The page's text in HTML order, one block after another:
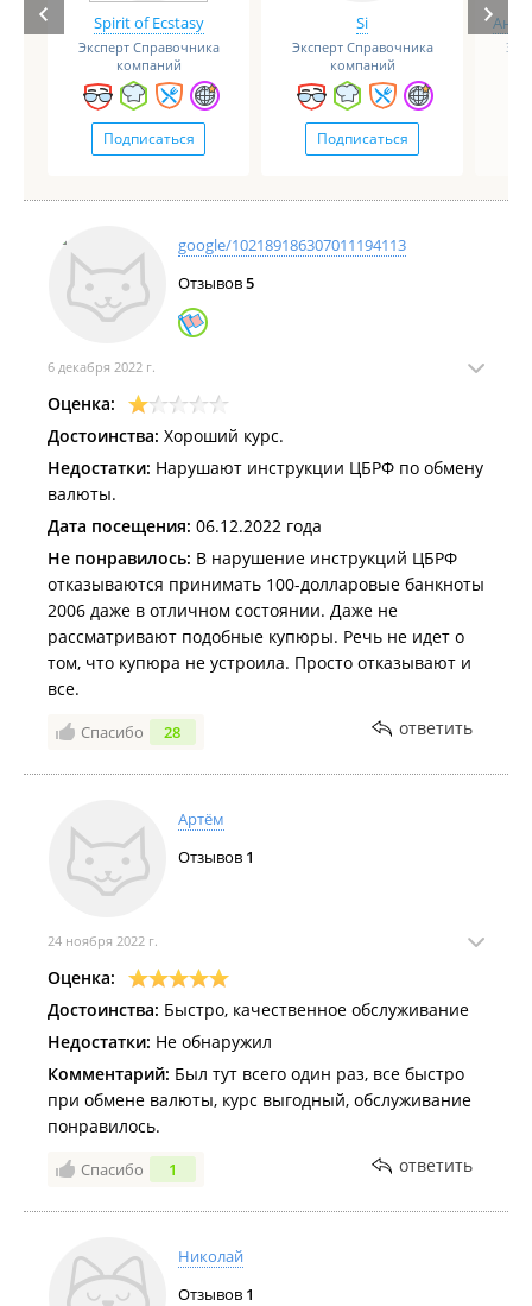
Spirit of Ecstasy
Эксперт Справочника
компаний
Подписаться
Si
Эксперт Справочника
компаний
Подписаться
google/102189186307011194113
Отзывов5
6 декабря 2022 г.
Оценка:
Достоинства: Хороший курс.
Недостатки: Нарушают инструкции ЦБРФ по обмену
валюты.
Дата посещения: 06.12.2022 года
Не понравилось: В нарушение инструкций ЦБРФ
отказываются принимать 100-долларовые банкноты
2006 даже в отличном состоянии. Даже не
рассматривают подобные купюры. Речь не идет о
том, что купюра не устроила. Просто отказывают и
все.
Спасибо 28 ответить
Артём
Отзывов 1
24 ноября 2022 г.
Оценка:
Достоинства: Быстро, качественное обслуживание
Недостатки: Не обнаружил
Комментарий: Был тут всего один раз, все быстро
при обмене валюты, курс выгодный, обслуживание
понравилось.
Спасибо 1 ответить
Николай
Отзывов 1